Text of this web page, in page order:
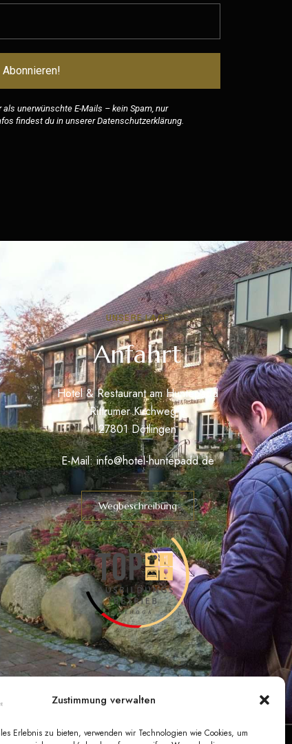
Zustimmung verwalten
Erlebnis zu bieten, verwenden wir Technologien wie Cookies, um
unerwünschte E-Mails – kein Spam, nur
findest du in unsererDatenschutzerklärung
UNSERE LAGE
Anfahrt
Hotel & Restaurant am Huntepadd
Rittrumer Kirchweg 6
27801 Dötlingen
E-Mail:info@hotel-huntepadd.de
Wegbeschreibung